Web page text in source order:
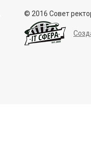
© 2016 Совет